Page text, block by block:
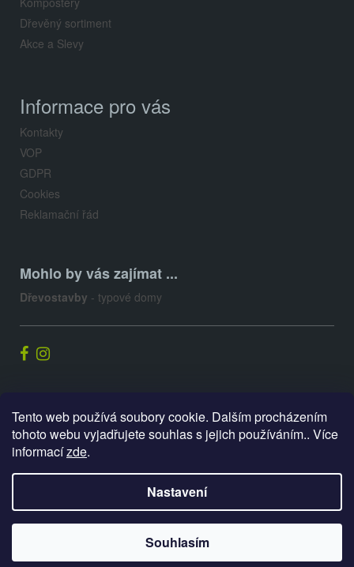
Tento web používá soubory cookie. Dalším procházením
tohoto webu vyjadřujete souhlas s jejich používáním.. Více
informacízde.
Nastavení
Souhlasím
Dřevěný sortiment
Akce a Slevy
Informace pro vás
Kontakty
VOP
GDPR
Cookies
Reklamační řád
Mohlo by vás zajímat ...
Dřevostavby - typové domy
Copyright 2026E-shop PALIS. Všechna práva vyhrazena.
Upravit nastavení cookies